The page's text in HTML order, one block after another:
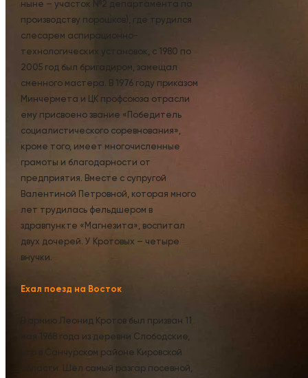
ныне – участок №2 департамента по
производству порошков), где трудился
слесарем аспирационно-
технологических установок, с 1980 по
2005 год был бригадиром, замещал
сменного мастера. В 1976 году приказом
Минчермета и ЦК профсоюза отрасли
ему присвоено звание «Победитель
социалистического соревнования»,
кроме того, имеет многочисленные
грамоты и благодарности от
предприятия. Вместе с супругой
Валентиной Петровной, которая много
лет трудилась фельдшером в
здравпункте «Магнезита», воспитал
двух дочерей. У Кротовых – четыре
внучки.
Ехал поезд на Восток
В армию Леонид Кротов был призван 11
мая 1968 года из деревни Слободские,
что в Санчурском районе Кировской
области. Шёл самый разгар посевной,